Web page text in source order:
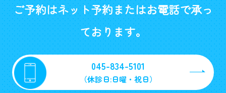
ご予約はネット予約またはお電話で承っ
ております。
045-834-5101
（休診日:日曜・祝日）